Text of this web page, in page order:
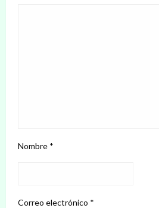
Nombre *
Correo electrónico *